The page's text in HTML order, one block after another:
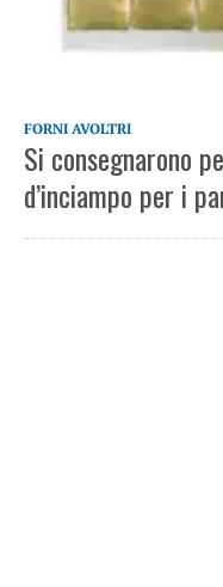
FORNI AVOLTRI
Si consegnarono
d’inciampo per i